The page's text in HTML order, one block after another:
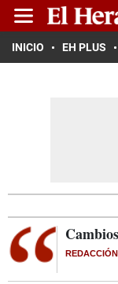
INICIO EH PLUS